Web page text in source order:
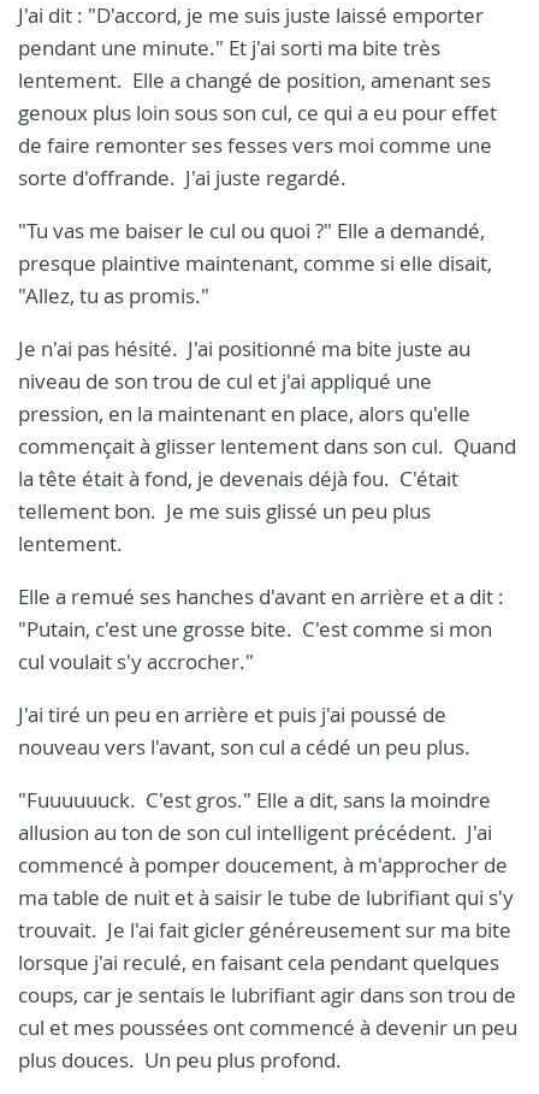
J'ai dit : "D'accord, je me suis juste laissé emporter
pendant une minute." Et j'ai sorti ma bite très
lentement. Elle a changé de position, amenant ses
genoux plus loin sous son cul, ce qui a eu pour effet
de faire remonter ses fesses vers moi comme une
sorte d'offrande. J'ai juste regardé.
"Tu vas me baiser le cul ou quoi ?" Elle a demandé,
presque plaintive maintenant, comme si elle disait,
"Allez, tu as promis."
Je n'ai pas hésité. J'ai positionné ma bite juste au
niveau de son trou de cul et j'ai appliqué une
pression, en la maintenant en place, alors qu'elle
commençait à glisser lentement dans son cul. Quand
la tête était à fond, je devenais déjà fou. C'était
tellement bon. Je me suis glissé un peu plus
lentement.
Elle a remué ses hanches d'avant en arrière et a dit :
"Putain, c'est une grosse bite. C'est comme si mon
cul voulait s'y accrocher."
J'ai tiré un peu en arrière et puis j'ai poussé de
nouveau vers l'avant, son cul a cédé un peu plus.
"Fuuuuuuck. C'est gros." Elle a dit, sans la moindre
allusion au ton de son cul intelligent précédent. J'ai
commencé à pomper doucement, à m'approcher de
ma table de nuit et à saisir le tube de lubrifiant qui s'y
trouvait. Je l'ai fait gicler généreusement sur ma bite
lorsque j'ai reculé, en faisant cela pendant quelques
coups, car je sentais le lubrifiant agir dans son trou de
cul et mes poussées ont commencé à devenir un peu
plus douces. Un peu plus profond.